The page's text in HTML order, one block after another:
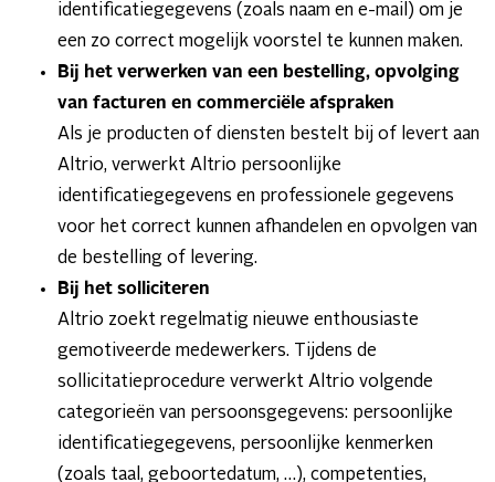
identificatiegegevens (zoals naam en e-mail) om je
een zo correct mogelijk voorstel te kunnen maken.
Bij het verwerken van een bestelling, opvolging
van facturen en commerciële afspraken
Als je producten of diensten bestelt bij of levert aan
Altrio, verwerkt Altrio persoonlijke
identificatiegegevens en professionele gegevens
voor het correct kunnen afhandelen en opvolgen van
de bestelling of levering.
Bij het solliciteren
Altrio zoekt regelmatig nieuwe enthousiaste
gemotiveerde medewerkers. Tijdens de
sollicitatieprocedure verwerkt Altrio volgende
categorieën van persoonsgegevens: persoonlijke
identificatiegegevens, persoonlijke kenmerken
(zoals taal, geboortedatum, …), competenties,